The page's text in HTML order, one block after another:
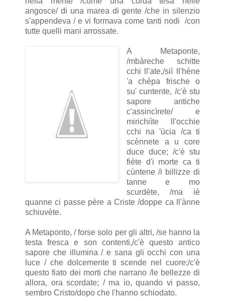
angosce/ di una marea di gente /che in silenzio
s'appendeva / e vi formava come tanti nodi /con
tutte quelli mani arrossate.
A Metaponte,
/mbàreche schitte
cchi ll'ate,/siì ll'hène
'a chèpa frische o
su' cuntente, /c'è stu
sapore antiche
c'assincìrete/ e
mirichiìte ll'occhie
cchi na 'ùcia /ca ti
scènnete a u core
duce duce; /c'è stu
fiète d'i morte ca ti
cùntene /i billizze di
tanne e mo
scurdète, /ma iè
quanne ci passe père a Criste /doppe ca ll'ànne
schiuvète.
A Metaponto, / forse solo per gli altri, /se hanno la
testa fresca e son contenti,/c'è questo antico
sapore che illumina / e sana gli occhi con una
luce / che dolcemente ti scende nel cuore;/c'è
questo fiato dei morti che narrano /le bellezze di
allora, ora scordate; / ma io, quando vi passo,
sembro Cristo/dopo che l'hanno schiodato.